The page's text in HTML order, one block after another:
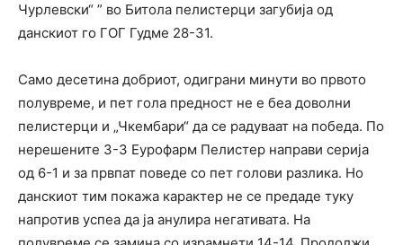
Чурлевски“ ” во Битола пелистерци загубија од
данскиот го ГОГ Гудме 28-31.
Само десетина добриот, одиграни минути во првото
полувреме, и пет гола предност не е беа доволни
пелистерци и „Чкембари“ да се радуваат на победа. По
нерешените 3-3 Еурофарм Пелистер направи серија
од 6-1 и за првпат поведе со пет голови разлика. Но
данскиот тим покажа карактер не се предаде туку
напротив успеа да ја анулира негативата. На